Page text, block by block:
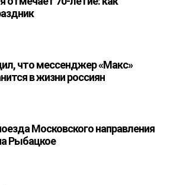
что мессенджер «Макс»
в жизни россиян
Московского направления
Рыбацкое